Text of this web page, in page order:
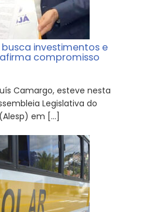
investimentos e
compromisso
Camargo, esteve nesta
Legislativa do
em […]